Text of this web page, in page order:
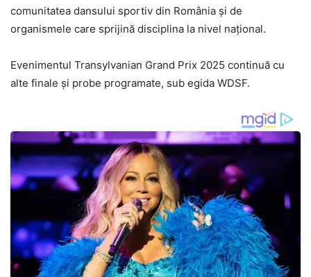
comunitatea dansului sportiv din România și de
organismele care sprijină disciplina la nivel național.
Evenimentul Transylvanian Grand Prix 2025 continuă cu
alte finale și probe programate, sub egida WDSF.